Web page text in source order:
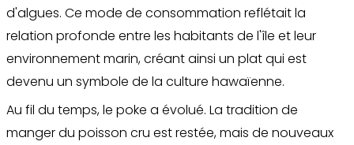
d'algues. Ce mode de consommation reflétait la
relation profonde entre les habitants de l'île et leur
environnement marin, créant ainsi un plat qui est
devenu un symbole de la culture hawaïenne.
Au fil du temps, le poke a évolué. La tradition de
manger du poisson cru est restée, mais de nouveaux